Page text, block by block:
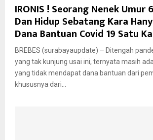
IRONIS ! Seorang Nenek Umur
Dan Hidup Sebatang Kara
Dana Bantuan Covid 19 Satu
BREBES (surabayaupdate) – Ditengah
yang tak kunjung usai ini, ternyata masih
yang tidak mendapat dana bantuan dari
khususnya dari...